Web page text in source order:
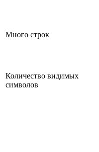
Много строк
Количество видимых
символов